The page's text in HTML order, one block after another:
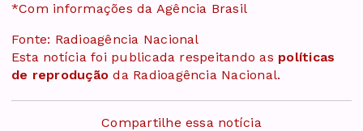
*Com informações da Agência Brasil
Fonte: Radioagência Nacional
Esta notícia foi publicada respeitando as políticas
de reprodução da Radioagência Nacional.
Compartilhe essa notícia